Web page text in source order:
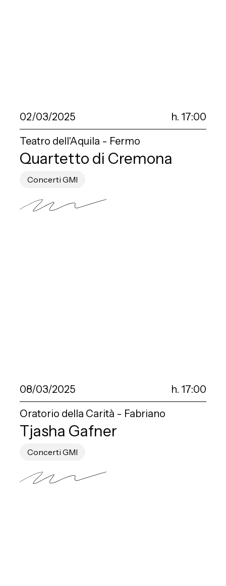
02/03/2025
h. 17:00
Teatro dell'Aquila - Fermo
Quartetto di Cremona
Concerti GMI
08/03/2025
h. 17:00
Oratorio della Carità - Fabriano
Tjasha Gafner
Concerti GMI